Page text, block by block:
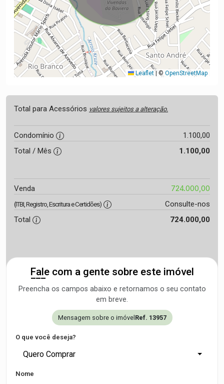
Leaflet |© OpenStreetMap
Total para Acessórios valores sujeitos a alteração.
Condomínio
1.100,00
Total / Mês
1.100,00
Venda 724.000,00
(ITBI, Registro, Escritura e Certidões)
Consulte-nos
Total
724.000,00
Fale com a gente sobre este imóvel
Preencha os campos abaixo e retornamos o seu contato
em breve.
Mensagem sobre o imóvel Ref. 13957
O que você deseja?
Quero Comprar
Nome